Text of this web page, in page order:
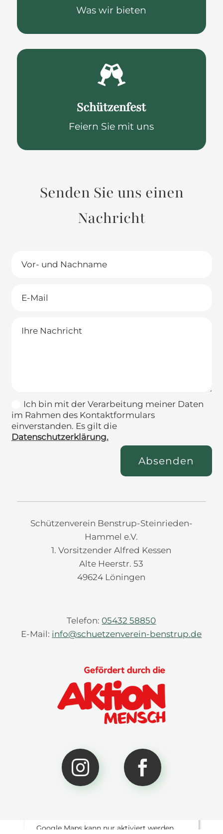
Was wir bieten

Schützenfest
Feiern Sie mit uns
Senden Sie uns einen
Nachricht
und
Mail
Nachricht
Ich bin mit der Verarbeitung meiner Daten
im Rahmen des Kontaktformulars
einverstanden. Es gilt die
Datenschutzerklärung.
Absenden
Schützenverein Benstrup-Steinrieden-
Hammel e.V.
1. Vorsitzender Alfred Kessen
Alte Heerstr. 53
49624 Löningen
Telefon: 05432 58850
E-Mail: info@schuetzenverein-benstrup.de
 
Google Maps kann nur aktiviert werden,